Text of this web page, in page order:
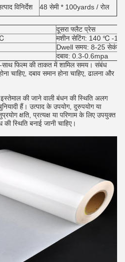
विनिर्देश
48 सेमी * 100yards / रोल
दूसरा फ्लैट प्रेस
मशीन सेटिंग: 140 ℃ -
Dwell समय: 8-25 सेकंड
दबाव: 0.3-0.6mpa
साथ फिल्म की ताकत में शामिल समय। संबंध
चाहिए, दबाव समान होना चाहिए, ढालना और
इस्तेमाल की जाने वाली बंधन की स्थिति अलग
हैं। उत्पाद के उपयोग, दुरुपयोग या
क्षति, प्रत्यक्ष या परिणाम के लिए उपयुक्त
स्थिति बनाई जानी चाहिए।